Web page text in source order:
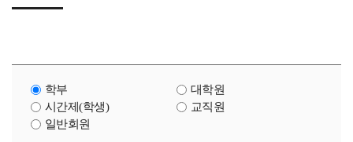
학부
대학원
시간제(학생)
교직원
일반회원